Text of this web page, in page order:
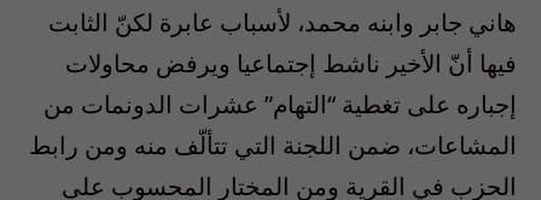
هاني جابر وابنه محمد، لأسباب عابرة لكنّ الثابت
فيها أنّ الأخير ناشط إجتماعيا ويرفض محاولات
إجباره على تغطية “التهام” عشرات الدونمات من
المشاعات، ضمن اللجنة التي تتألّف منه ومن رابط
الحزب في القرية ومن المختار المحسوب على